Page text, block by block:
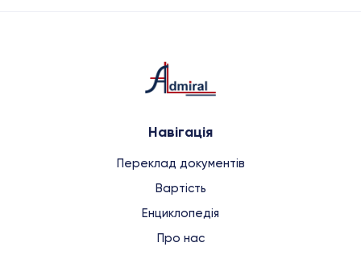
Навігація
Переклад документів
Вартість
Енциклопедія
Про нас